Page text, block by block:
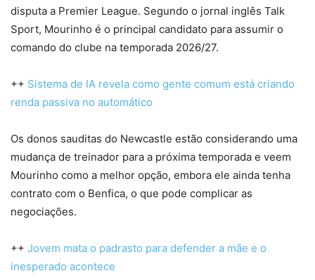
disputa a Premier League. Segundo o jornal inglês Talk
Sport, Mourinho é o principal candidato para assumir o
comando do clube na temporada 2026/27.
++ Sistema de IA revela como gente comum está criando
renda passiva no automático
Os donos sauditas do Newcastle estão considerando uma
mudança de treinador para a próxima temporada e veem
Mourinho como a melhor opção, embora ele ainda tenha
contrato com o Benfica, o que pode complicar as
negociações.
++ Jovem mata o padrasto para defender a mãe e o
inesperado acontece